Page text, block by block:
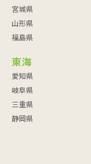
宮城県
山形県
福島県
東海
愛知県
岐阜県
三重県
静岡県